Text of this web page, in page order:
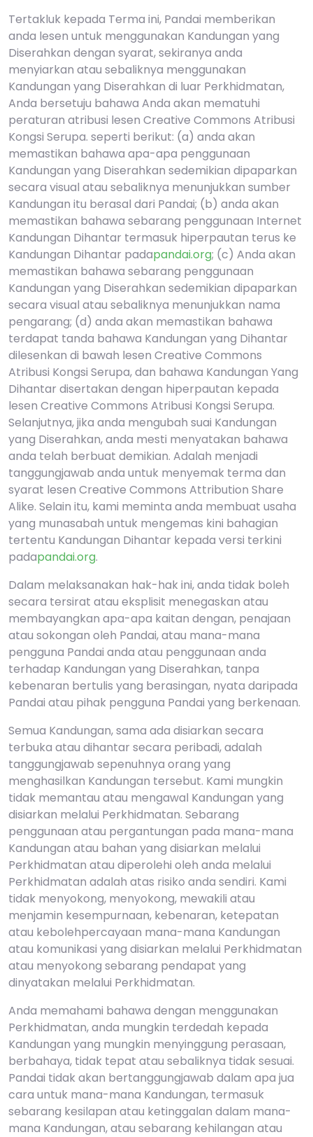
Tertakluk kepada Terma ini, Pandai memberikan
anda lesen untuk menggunakan Kandungan yang
Diserahkan dengan syarat, sekiranya anda
menyiarkan atau sebaliknya menggunakan
Kandungan yang Diserahkan di luar Perkhidmatan,
Anda bersetuju bahawa Anda akan mematuhi
peraturan atribusi lesen Creative Commons Atribusi
Kongsi Serupa. seperti berikut: (a) anda akan
memastikan bahawa apa-apa penggunaan
Kandungan yang Diserahkan sedemikian dipaparkan
secara visual atau sebaliknya menunjukkan sumber
Kandungan itu berasal dari Pandai; (b) anda akan
memastikan bahawa sebarang penggunaan Internet
Kandungan Dihantar termasuk hiperpautan terus ke
Kandungan Dihantar padapandai.org; (c) Anda akan
memastikan bahawa sebarang penggunaan
Kandungan yang Diserahkan sedemikian dipaparkan
secara visual atau sebaliknya menunjukkan nama
pengarang; (d) anda akan memastikan bahawa
terdapat tanda bahawa Kandungan yang Dihantar
dilesenkan di bawah lesen Creative Commons
Atribusi Kongsi Serupa, dan bahawa Kandungan Yang
Dihantar disertakan dengan hiperpautan kepada
lesen Creative Commons Atribusi Kongsi Serupa.
Selanjutnya, jika anda mengubah suai Kandungan
yang Diserahkan, anda mesti menyatakan bahawa
anda telah berbuat demikian. Adalah menjadi
tanggungjawab anda untuk menyemak terma dan
syarat lesen Creative Commons Attribution Share
Alike. Selain itu, kami meminta anda membuat usaha
yang munasabah untuk mengemas kini bahagian
tertentu Kandungan Dihantar kepada versi terkini
padapandai.org.
Dalam melaksanakan hak-hak ini, anda tidak boleh
secara tersirat atau eksplisit menegaskan atau
membayangkan apa-apa kaitan dengan, penajaan
atau sokongan oleh Pandai, atau mana-mana
pengguna Pandai anda atau penggunaan anda
terhadap Kandungan yang Diserahkan, tanpa
kebenaran bertulis yang berasingan, nyata daripada
Pandai atau pihak pengguna Pandai yang berkenaan.
Semua Kandungan, sama ada disiarkan secara
terbuka atau dihantar secara peribadi, adalah
tanggungjawab sepenuhnya orang yang
menghasilkan Kandungan tersebut. Kami mungkin
tidak memantau atau mengawal Kandungan yang
disiarkan melalui Perkhidmatan. Sebarang
penggunaan atau pergantungan pada mana-mana
Kandungan atau bahan yang disiarkan melalui
Perkhidmatan atau diperolehi oleh anda melalui
Perkhidmatan adalah atas risiko anda sendiri. Kami
tidak menyokong, menyokong, mewakili atau
menjamin kesempurnaan, kebenaran, ketepatan
atau kebolehpercayaan mana-mana Kandungan
atau komunikasi yang disiarkan melalui Perkhidmatan
atau menyokong sebarang pendapat yang
dinyatakan melalui Perkhidmatan.
Anda memahami bahawa dengan menggunakan
Perkhidmatan, anda mungkin terdedah kepada
Kandungan yang mungkin menyinggung perasaan,
berbahaya, tidak tepat atau sebaliknya tidak sesuai.
Pandai tidak akan bertanggungjawab dalam apa jua
cara untuk mana-mana Kandungan, termasuk
sebarang kesilapan atau ketinggalan dalam mana-
mana Kandungan, atau sebarang kehilangan atau